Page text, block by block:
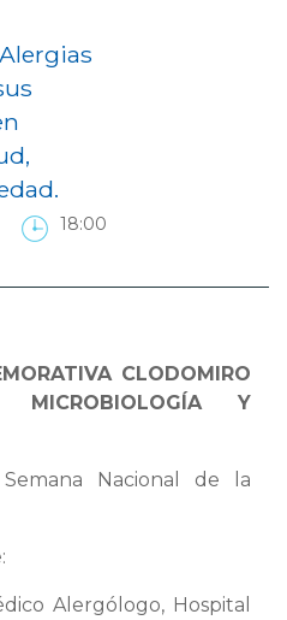
18:00
CLODOMIRO
MICROBIOLOGÍA Y
Nacional de la
Alergólogo, Hospital